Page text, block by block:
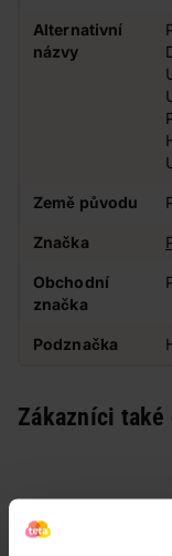
Alternativní
názvy
Země původu
Značka
Obchodní
značka
Podznačka
Zákazníci